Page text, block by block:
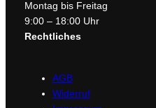
M
e
n
Montag bis Freitag
9:00 – 18:00 Uhr
Rechtliches
AGB
Widerruf